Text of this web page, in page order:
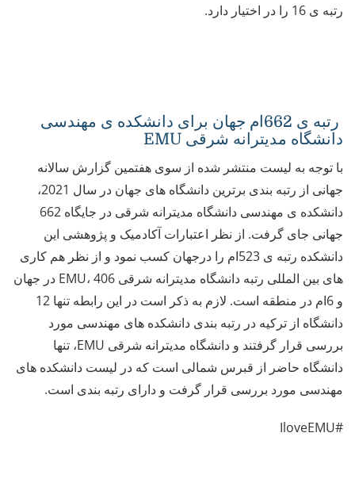
رتبه ی 16 را در اختیار دارد.
رتبه ی 662ام جهان برای دانشکده ی مهندسی
دانشگاه مدیترانه شرقی EMU
با توجه به لیست منتشر شده از سوی هفتمین گزارش سالانه
جهانی از رتبه بندی برترین دانشگاه های جهان در سال 2021،
دانشکده ی مهندسی دانشگاه مدیترانه شرقی در جایگاه 662
جهانی جای گرفت. از نظر اعتبارات آکادمیک و پژوهشی این
دانشکده رتبه ی 523ام را درجهان کسب نمود و از نظر هم کاری
های بین المللی رتبه دانشگاه مدیترانه شرقی EMU، 406 در جهان
و 6ام در منطقه است. لازم به ذکر است در این رابطه تنها 12
دانشگاه از ترکیه در رتبه بندی دانشکده های مهندسی مورد
بررسی قرار گرفتند و دانشگاه مدیترانه شرقی EMU، تنها
دانشگاه حاضر از قبرس شمالی است که در لیست دانشکده های
مهندسی مورد بررسی قرار گرفت و دارای رتبه بندی است.
#IloveEMU